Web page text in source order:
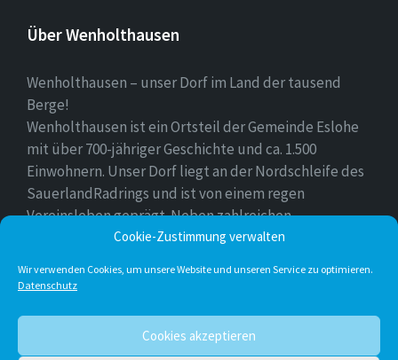
Cookie-Zustimmung verwalten
Wir verwenden Cookies, um unsere Website und unseren Service zu optimieren.
Datenschutz
Cookies akzeptieren
Über Wenholthausen
Wenholthausen – unser Dorf im Land der tausend
Berge!
Wenholthausen ist ein Ortsteil der Gemeinde Eslohe
mit über 700-jähriger Geschichte und ca. 1.500
Einwohnern. Unser Dorf liegt an der Nordschleife des
SauerlandRadrings und ist von einem regen
Vereinsleben geprägt. Neben zahlreichen
Freizeitmöglichkeiten ist unser Ort für sein
Facebook Twitter